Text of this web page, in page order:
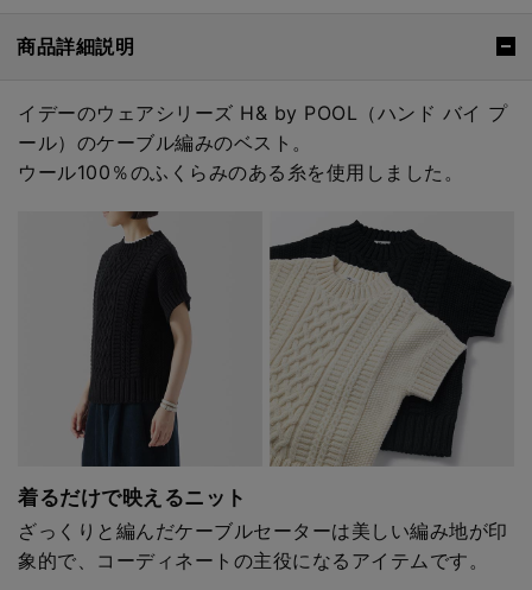
商品詳細説明
イデーのウェアシリーズ H& by POOL（ハンド バイ プ
ール）のケーブル編みのベスト。
ウール100％のふくらみのある糸を使用しました。
着るだけで映えるニット
ざっくりと編んだケーブルセーターは美しい編み地が印
象的で、コーディネートの主役になるアイテムです。